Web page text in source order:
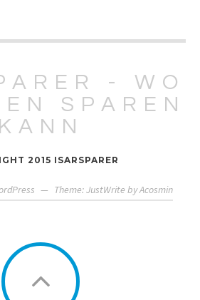
- WO
SPAREN
KANN
2015 ISARSPARER
— Theme: JustWrite byAcosmin